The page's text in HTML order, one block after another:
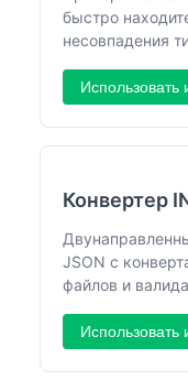
быстро
несовпадения
Использовать
Конвертер
JSON с
файлов и
Использовать